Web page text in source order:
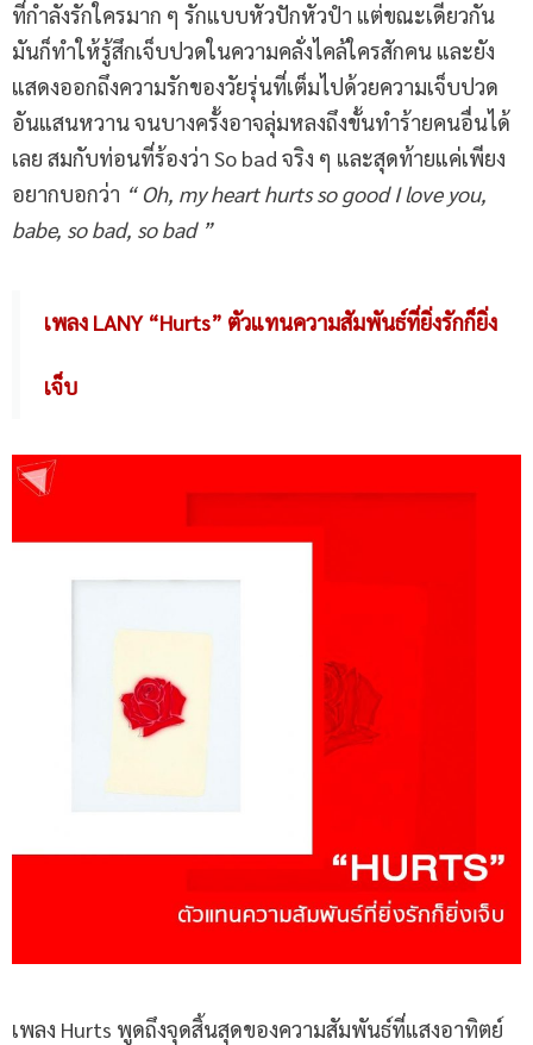
ที่กำลังรักใครมาก ๆ รักแบบหัวปักหัวปำ แต่ขณะเดียวกัน
มันก็ทำให้รู้สึกเจ็บปวดในความคลั่งไคล้ใครสักคน และยัง
แสดงออกถึงความรักของวัยรุ่นที่เต็มไปด้วยความเจ็บปวด
อันแสนหวาน จนบางครั้งอาจลุ่มหลงถึงขั้นทำร้ายคนอื่นได้
เลย สมกับท่อนที่ร้องว่า So bad จริง ๆ และสุดท้ายแค่เพียง
อยากบอกว่า “ Oh, my heart hurts so good I love you,
babe, so bad, so bad ”
เพลง LANY “Hurts” ตัวแทนความสัมพันธ์ที่ยิ่งรักก็ยิ่ง
เจ็บ
เพลง Hurts พูดถึงจุดสิ้นสุดของความสัมพันธ์ที่แสงอาทิตย์